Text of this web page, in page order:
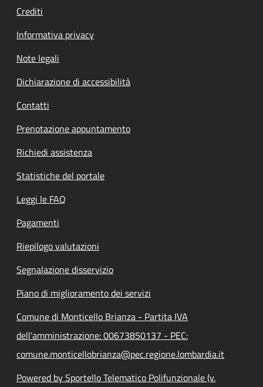
Crediti
Informativa privacy
Note legali
Dichiarazione di accessibilità
Contatti
Prenotazione appuntamento
Richiedi assistenza
Statistiche del portale
Leggi le FAQ
Pagamenti
Riepilogo valutazioni
Segnalazione disservizio
Piano di miglioramento dei servizi
Comune di Monticello Brianza - Partita IVA
dell'amministrazione: 00673850137 - PEC:
comune.monticellobrianza@pec.regione.lombardia.it
Powered by Sportello Telematico Polifunzionale (v.